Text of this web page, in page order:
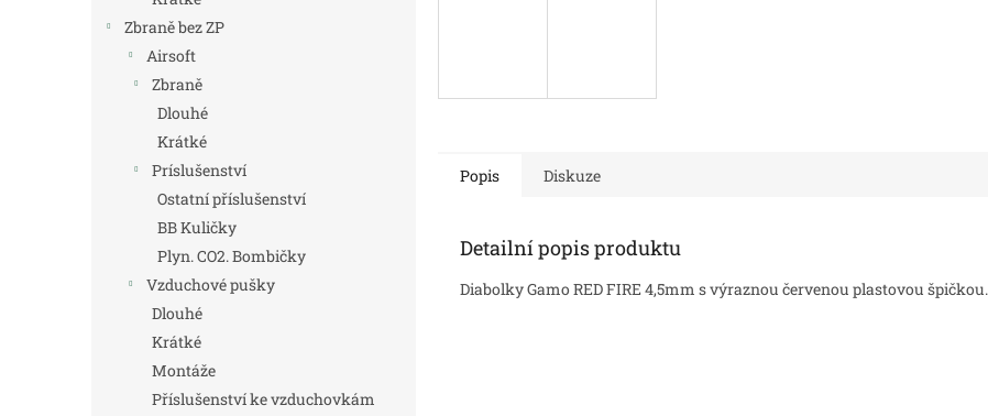
Zbraně bez ZP
Airsoft
Zbraně
Dlouhé
Krátké
Príslušenství
Ostatní příslušenství
BB Kuličky
Plyn. CO2. Bombičky
Vzduchové pušky
Dlouhé
Krátké
Montáže
Příslušenství ke vzduchovkám
Popis Diskuze
Detailní popis produktu
Diabolky Gamo RED FIRE 4,5mm s výraznou červenou plastovou špičkou.